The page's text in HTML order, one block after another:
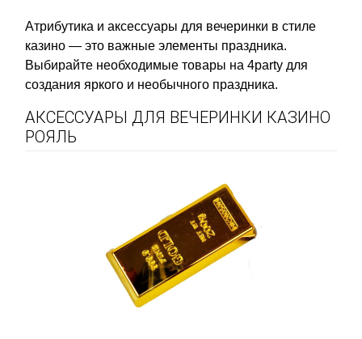
Атрибутика и аксессуары для вечеринки в стиле
казино — это важные элементы праздника.
Выбирайте необходимые товары на 4party для
создания яркого и необычного праздника.
АКСЕССУАРЫ ДЛЯ ВЕЧЕРИНКИ КАЗИНО
РОЯЛЬ